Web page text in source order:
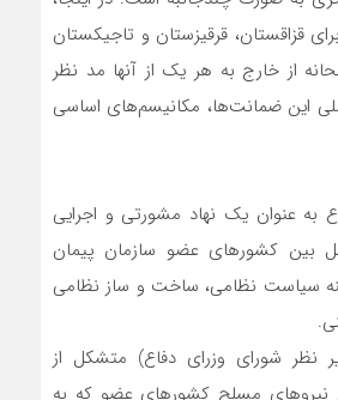
قزاقستان، قرقیزستان و تاجیکستان
از خارج به هر یک از آنها مد نظر
این ضمانت‌ها، مکانیسم‌های اساسی
به عنوان یک نهاد مشورتی و اجرایی
بین کشورهای عضو سازمان پیمان
سیاست نظامی، ساخت و ساز نظامی
نظر شورای وزرای دفاع) متشکل از
نیروهای مسلح کشورهای عضو که به